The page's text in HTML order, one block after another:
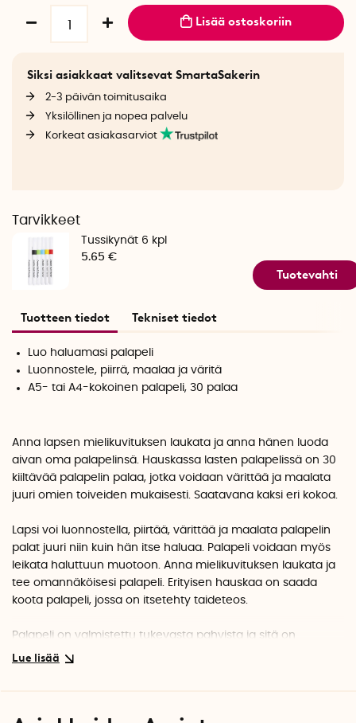
Lisää ostoskoriin
Siksi asiakkaat valitsevat SmartaSakerin
2-3 päivän toimitusaika
Yksilöllinen ja nopea palvelu
Korkeat asiakasarviot
Tarvikkeet
Tussikynät 6 kpl
5.65 €
Tuotevahti
Tuotteen tiedot Tekniset tiedot
Luo haluamasi palapeli
Luonnostele, piirrä, maalaa ja väritä
A5- tai A4-kokoinen palapeli, 30 palaa
Anna lapsen mielikuvituksen laukata ja anna hänen luoda
aivan oma palapelinsä. Hauskassa lasten palapelissä on 30
kiiltävää palapelin palaa, jotka voidaan värittää ja maalata
juuri omien toiveiden mukaisesti. Saatavana kaksi eri kokoa.
Lapsi voi luonnostella, piirtää, värittää ja maalata palapelin
palat juuri niin kuin hän itse haluaa. Palapeli voidaan myös
leikata haluttuun muotoon. Anna mielikuvituksen laukata ja
tee omannäköisesi palapeli. Erityisen hauskaa on saada
koota palapeli, jossa on itsetehty taideteos.
Palapeli on valmistettu tukevasta pahvista ja sitä on
saatavana kahdessa koossa.